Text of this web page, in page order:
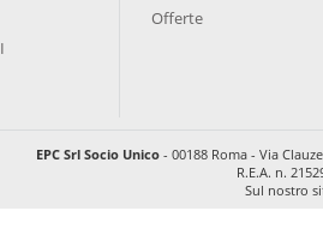
Offerte
EPC Srl Socio Unico- 00188 Roma - Via
R.E.A. n.
Sul nostro